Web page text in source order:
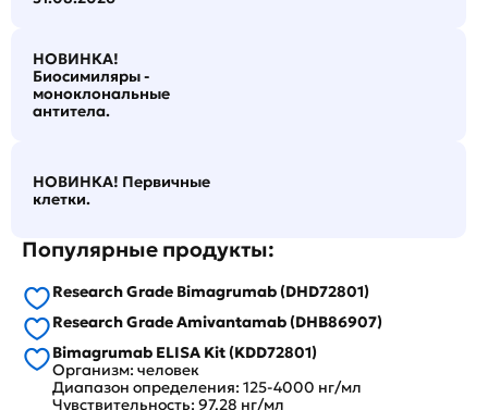
НОВИНКА!
Биосимиляры -
моноклональные
антитела.
НОВИНКА! Первичные
клетки.
Популярные продукты:
Research Grade Bimagrumab (DHD72801)
Research Grade Amivantamab (DHB86907)
Bimagrumab ELISA Kit (KDD72801)
Организм: человек
Диапазон определения: 125-4000 нг/мл
Чувствительность: 97.28 нг/мл